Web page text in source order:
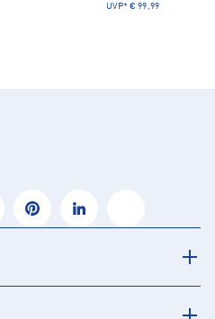
UVP* € 99,99